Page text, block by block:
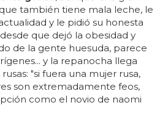
también tiene mala leche, le
y le pidió su honesta
desde que dejó la obesidad y
de la gente huesuda, parece
y la repanocha llega
"si fuera una mujer rusa,
son extremadamente feos,
como el novio de naomi